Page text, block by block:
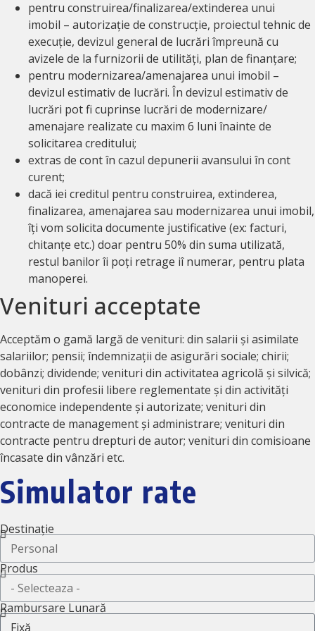
pentru construirea/finalizarea/extinderea unui
imobil – autorizație de construcție, proiectul tehnic de
execuție, devizul general de lucrări împreună cu
avizele de la furnizorii de utilități, plan de finanțare;
pentru modernizarea/amenajarea unui imobil –
devizul estimativ de lucrări. În devizul estimativ de
lucrări pot fi cuprinse lucrări de modernizare/
amenajare realizate cu maxim 6 luni înainte de
solicitarea creditului;
extras de cont în cazul depunerii avansului în cont
curent;
dacă iei creditul pentru construirea, extinderea,
finalizarea, amenajarea sau modernizarea unui imobil,
îți vom solicita documente justificative (ex: facturi,
chitanțe etc.) doar pentru 50% din suma utilizată,
restul banilor îi poți retrage iî numerar, pentru plata
manoperei.
Venituri acceptate
Acceptăm o gamă largă de venituri: din salarii și asimilate
salariilor; pensii; îndemnizații de asigurări sociale; chirii;
dobânzi; dividende; venituri din activitatea agricolă și silvică;
venituri din profesii libere reglementate și din activități
economice independente și autorizate; venituri din
contracte de management și administrare; venituri din
contracte pentru drepturi de autor; venituri din comisioane
încasate din vânzări etc.
Simulator rate
Destinație
Produs
Rambursare Lunară